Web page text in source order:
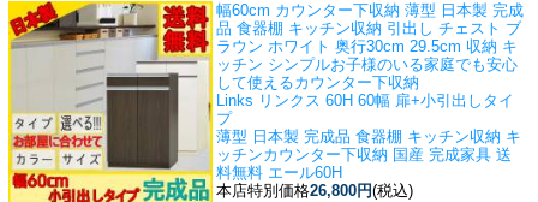
幅60cm カウンター下収納 薄型 日本製 完成
品 食器棚 キッチン収納 引出し チェスト ブ
ラウン ホワイト 奥行30cm 29.5cm 収納 キ
ッチン シンプルお子様のいる家庭でも安心
して使えるカウンター下収納
Links リンクス 60H 60幅 扉+小引出しタイ
プ
薄型 日本製 完成品 食器棚 キッチン収納 キ
ッチンカウンター下収納 国産 完成家具 送
料無料 エール60H
本店特別価格26,800円(税込)